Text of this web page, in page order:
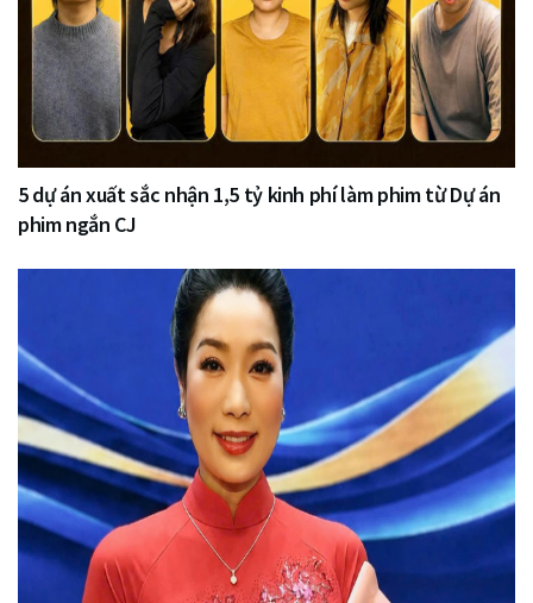
5 dự án xuất sắc nhận 1,5 tỷ kinh phí làm phim từ Dự án
phim ngắn CJ